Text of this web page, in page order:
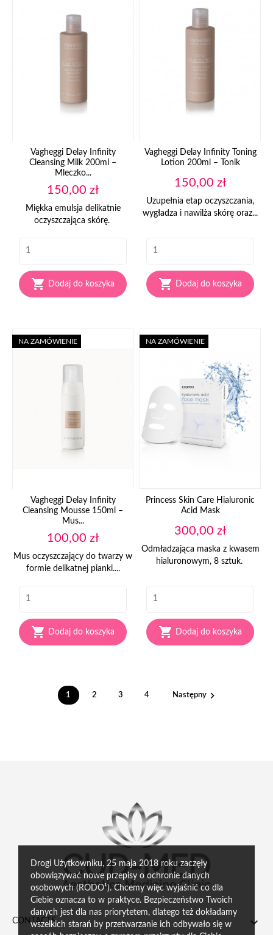
Drogi Użytkowniku, 25 maja 2018 roku zaczęły
obowiązywać nowe przepisy o ochronie danych
osobowych (RODO¹). Chcemy więc wyjaśnić co dla
Ciebie oznacza to w praktyce. Bezpieczeństwo Twoich
danych jest dla nas priorytetem, dlatego też dokładamy
wszelkich starań by przetwarzanie ich odbywało się w
Vagheggi Delay Infinity
Cleansing Milk 200ml –
Mleczko...
Cena
150,00 zł
Miękka emulsja delikatnie
oczyszczająca skórę.
 Dodaj do koszyka
Vagheggi Delay Infinity Toning
Lotion 200ml – Tonik
Cena
150,00 zł
Uzupełnia etap oczyszczania,
wygładza i nawilża skórę oraz...
 Dodaj do koszyka
Vagheggi Delay Infinity
Cleansing Mousse 150ml –
Mus...
Cena
100,00 zł
Mus oczyszczający do twarzy w
formie delikatnej pianki....
 Dodaj do koszyka
NA ZAMÓWIENIE
Princess Skin Care Hialuronic
Acid Mask
Cena
300,00 zł
Odmładzająca maska z kwasem
hialuronowym, 8 sztuk.
 Dodaj do koszyka
NA ZAMÓWIENIE
1 2 3 4 Następny
CONTACTS 